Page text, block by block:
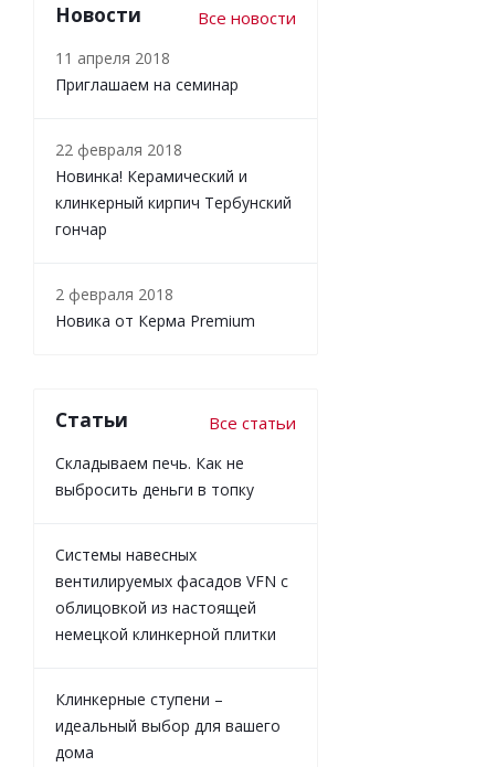
Новости Все новости
11 апреля 2018
Приглашаем на семинар
22 февраля 2018
Новинка! Керамический и
клинкерный кирпич Тербунский
гончар
2 февраля 2018
Новика от Керма Premium
Статьи Все статьи
Складываем печь. Как не
выбросить деньги в топку
Системы навесных
вентилируемых фасадов VFN с
облицовкой из настоящей
немецкой клинкерной плитки
Клинкерные ступени –
идеальный выбор для вашего
дома